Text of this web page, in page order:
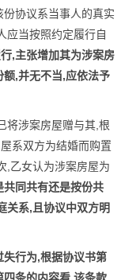
协议系当事人的真实
应当按照约定履行自
,主张增加其为涉案房
,并无不当,应依法予
将涉案房屋赠与其,根
系双方为结婚而购置
,乙女认为涉案房屋为
共同共有还是按份共
关系,且协议中双方明
行为,根据协议书第